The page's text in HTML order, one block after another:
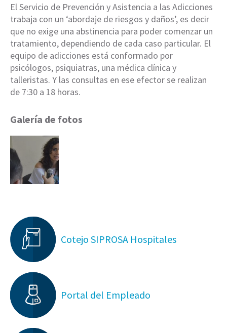
El Servicio de Prevención y Asistencia a las Adicciones
trabaja con un ‘abordaje de riesgos y daños’, es decir
que no exige una abstinencia para poder comenzar un
tratamiento, dependiendo de cada caso particular. El
equipo de adicciones está conformado por
psicólogos, psiquiatras, una médica clínica y
talleristas. Y las consultas en ese efector se realizan
de 7:30 a 18 horas.
Galería de fotos
Cotejo SIPROSA Hospitales
Portal del Empleado